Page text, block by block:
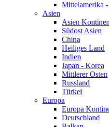
Mittelamerika
Asien
Asien
Südost Asien
China
Heiliges Land
Indien
Japan - Korea
Mittlerer Osten
Russland
Türkei
Europa
Europa
Deutschland